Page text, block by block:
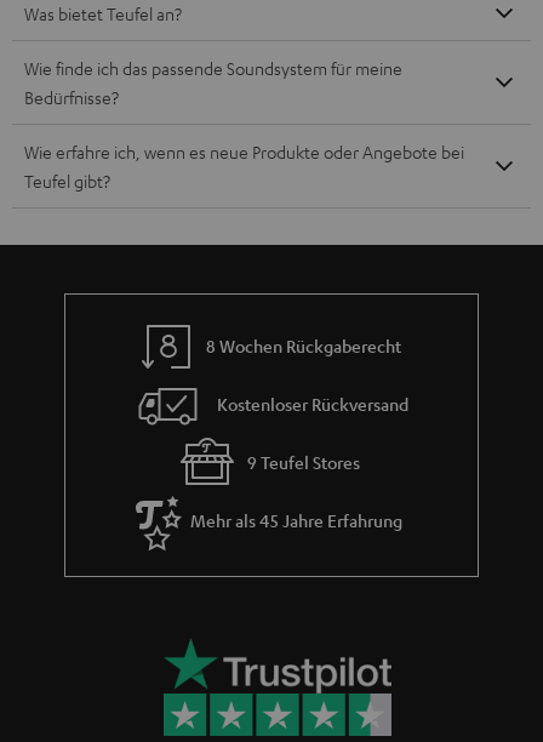
Was bietet Teufel an?
Wie finde ich das passende Soundsystem für meine
Bedürfnisse?
Wie erfahre ich, wenn es neue Produkte oder Angebote bei
Teufel gibt?
8 Wochen Rückgaberecht
Kostenloser Rückversand
9 Teufel Stores
Mehr als 45 Jahre Erfahrung